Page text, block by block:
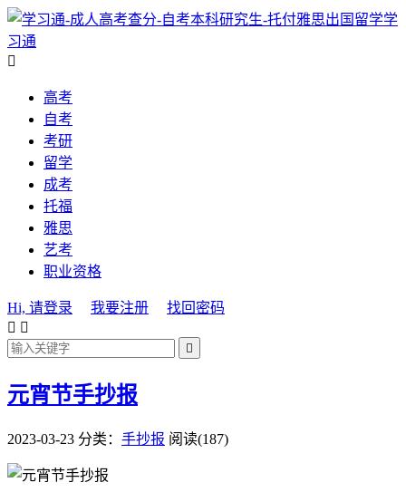
学
习通

高考
自考
考研
留学
成考
托福
雅思
艺考
职业资格
Hi, 请登录 我要注册
找回密码
 

元宵节手抄报
2023-03-23 分类： 手抄报 阅读(187)